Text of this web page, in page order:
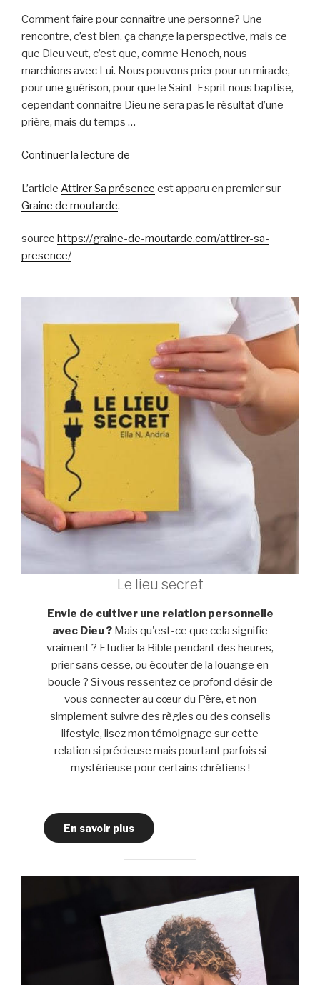
Comment faire pour connaitre une personne? Une
rencontre, c’est bien, ça change la perspective, mais ce
que Dieu veut, c’est que, comme Henoch, nous
marchions avec Lui. Nous pouvons prier pour un miracle,
pour une guérison, pour que le Saint-Esprit nous baptise,
cependant connaitre Dieu ne sera pas le résultat d’une
prière, mais du temps …
Continuer la lecture de
présence
L’article Attirer Sa présence est apparu en premier sur
Graine de moutarde.
source https://graine-de-moutarde.com/attirer-sa-
presence/
Le lieu secret
Envie de cultiver une relation personnelle
avec Dieu ? Mais qu'est-ce que cela signifie
vraiment ? Etudier la Bible pendant des heures,
prier sans cesse, ou écouter de la louange en
boucle ? Si vous ressentez ce profond désir de
vous connecter au cœur du Père, et non
simplement suivre des règles ou des conseils
lifestyle, lisez mon témoignage sur cette
relation si précieuse mais pourtant parfois si
mystérieuse pour certains chrétiens !
En savoir plus